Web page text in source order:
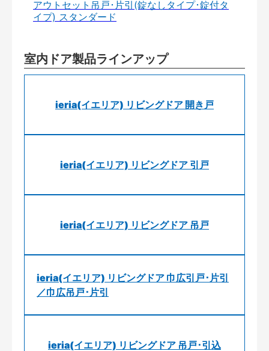
アウトセット吊戸･片引(錠なしタイプ･錠付タ
イプ) スタンダード
室内ドア製品ラインアップ
ieria(イエリア) リビングドア 開き戸
ieria(イエリア) リビングドア 引戸
ieria(イエリア) リビングドア 吊戸
ieria(イエリア) リビングドア 巾広引戸･片引
／巾広吊戸･片引
ieria(イエリア) リビングドア 吊戸･引込